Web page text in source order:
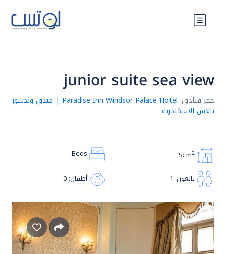
سياحية
junior suite sea view
حجز فنادق: Paradise Inn Windsor Palace Hotel | فندق وندسور
بالاس الاسكندرية
2
بالغون: 1
أطفال: 0